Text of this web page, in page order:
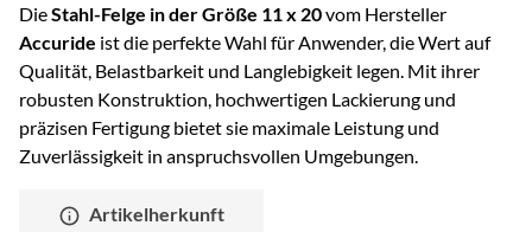
DieStahl-Felge in der Größe 11 x 20vom Hersteller
Accuride ist die perfekte Wahl für Anwender, die Wert auf
Qualität, Belastbarkeit und Langlebigkeit legen. Mit ihrer
robusten Konstruktion, hochwertigen Lackierung und
präzisen Fertigung bietet sie maximale Leistung und
Zuverlässigkeit in anspruchsvollen Umgebungen.
Artikelherkunft